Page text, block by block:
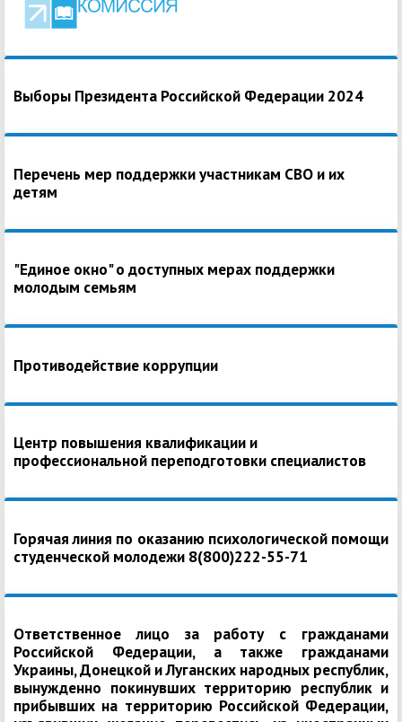
Выборы Президента Российской Федерации 2024
Перечень мер поддержки участникам СВО и их
детям
"Единое окно" о доступных мерах поддержки
молодым семьям
Противодействие коррупции
Центр повышения квалификации и
профессиональной переподготовки специалистов
Горячая линия по оказанию психологической помощи
студенческой молодежи 8(800)222-55-71
Ответственное лицо за работу с гражданами
Российской Федерации, а также гражданами
Украины, Донецкой и Луганских народных республик,
вынужденно покинувших территорию республик и
прибывших на территорию Российской Федерации,